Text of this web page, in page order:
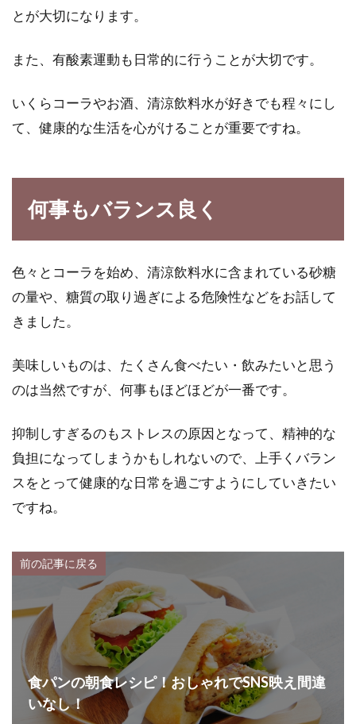
とが大切になります。
また、有酸素運動も日常的に行うことが大切です。
いくらコーラやお酒、清涼飲料水が好きでも程々にし
て、健康的な生活を心がけることが重要ですね。
何事もバランス良く
色々とコーラを始め、清涼飲料水に含まれている砂糖
の量や、糖質の取り過ぎによる危険性などをお話して
きました。
美味しいものは、たくさん食べたい・飲みたいと思う
のは当然ですが、何事もほどほどが一番です。
抑制しすぎるのもストレスの原因となって、精神的な
負担になってしまうかもしれないので、上手くバラン
スをとって健康的な日常を過ごすようにしていきたい
ですね。
前の記事に戻る
食パンの朝食レシピ！おしゃれでSNS映え間違
いなし！